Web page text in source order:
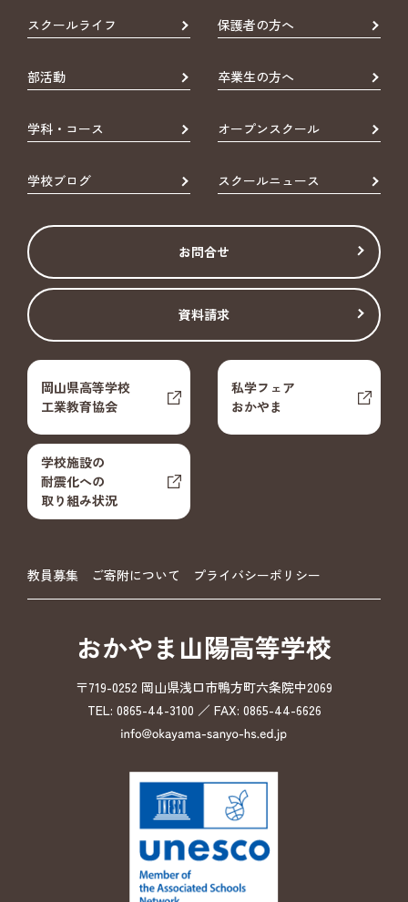
スクールライフ 保護者の方へ
部活動 卒業生の方へ
学科・コース オープンスクール
学校ブログ スクールニュース
お問合せ
資料請求
岡山県高等学校
工業教育協会
私学フェア
おかやま
学校施設の
耐震化への
取り組み状況
教員募集 ご寄附について プライバシーポリシー
おかやま山陽高等学校
〒719-0252 岡山県浅口市鴨方町六条院中2069
TEL: 0865-44-3100 ／ FAX: 0865-44-6626